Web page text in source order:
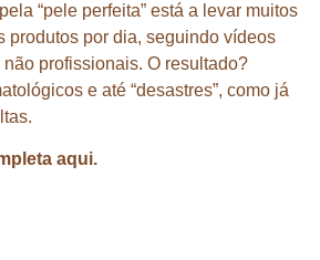
“pele perfeita” está a levar muitos
produtos por dia, seguindo vídeos
profissionais. O resultado?
e até “desastres”, como já
aqui.